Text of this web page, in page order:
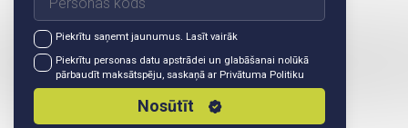
Piekrītu saņemt jaunumus. Lasīt vairāk
Piekrītu personas datu apstrādei un glabāšanai nolūkā
pārbaudīt maksātspēju, saskaņā ar Privātuma Politiku
Nosūtīt